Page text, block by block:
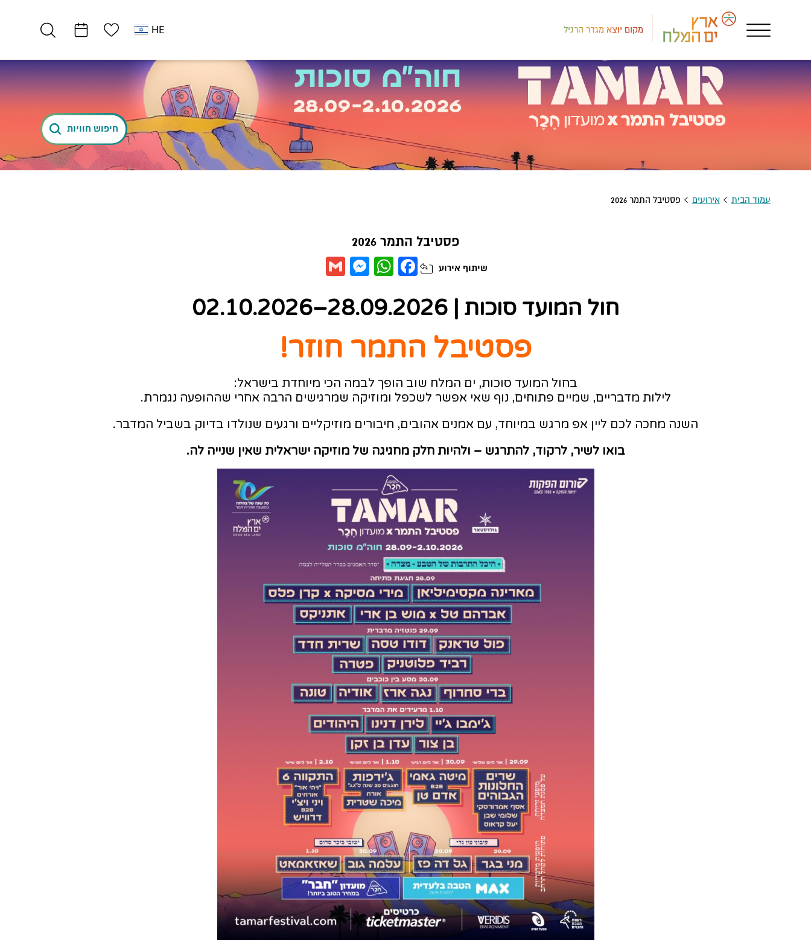
מקום יוצא מגדר הרגיל HE
רשימת מועדפים
חיפוש חוויות
עמוד הבית אירועים פסטיבל התמר 2026
פסטיבל התמר 2026
שיתוף אירוע Facebook
WhatsApp
Messenger
חול המועד סוכות | 28.09.2026–02.10.2026
פסטיבל התמר חוזר!
בחול המועד סוכות, ים המלח שוב הופך לבמה הכי מיוחדת בישראל:
לילות מדבריים, שמיים פתוחים, נוף שאי אפשר לשכפל ומוזיקה שמרגישים הרבה אחרי שההופעה נגמרת.
השנה מחכה לכם ליין אפ מרגש במיוחד, עם אמנים אהובים, חיבורים מוזיקליים ורגעים שנולדו בדיוק בשביל המדבר.
בואו לשיר, לרקוד, להתרגש – ולהיות חלק מחגיגה של מוזיקה ישראלית שאין שנייה לה.
פעילויות מחוץ לקופסא
שוש פישמן הפקות…